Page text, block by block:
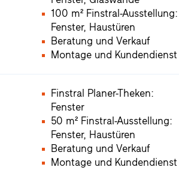
100 m² Finstral-Ausstellung:
Fenster, Haustüren
Beratung und Verkauf
Montage und Kundendienst
Finstral Planer-Theken:
Fenster
50 m² Finstral-Ausstellung:
Fenster, Haustüren
Beratung und Verkauf
Montage und Kundendienst